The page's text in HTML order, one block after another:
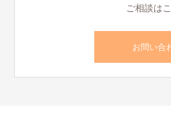
ご相談は
お問い合